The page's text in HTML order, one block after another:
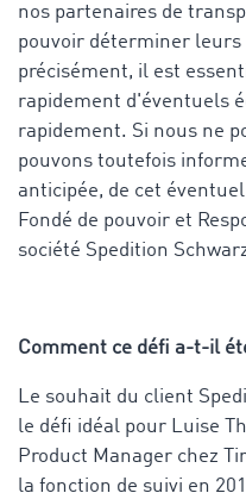
nos partenaires de
pouvoir déterminer
précisément, il est
rapidement d'éventuels
rapidement. Si nous ne
pouvons toutefois
anticipée, de cet
Fondé de pouvoir et
société Spedition
Comment ce défi a-t-il
Le souhait du client
le défi idéal pour Luise
Product Manager chez
la fonction de suivi en